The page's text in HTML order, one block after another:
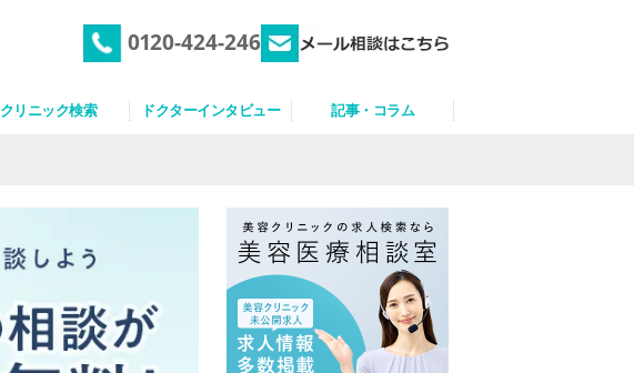
0120-424-246
クリニック検索 ドクターインタビュー 記事・コラム